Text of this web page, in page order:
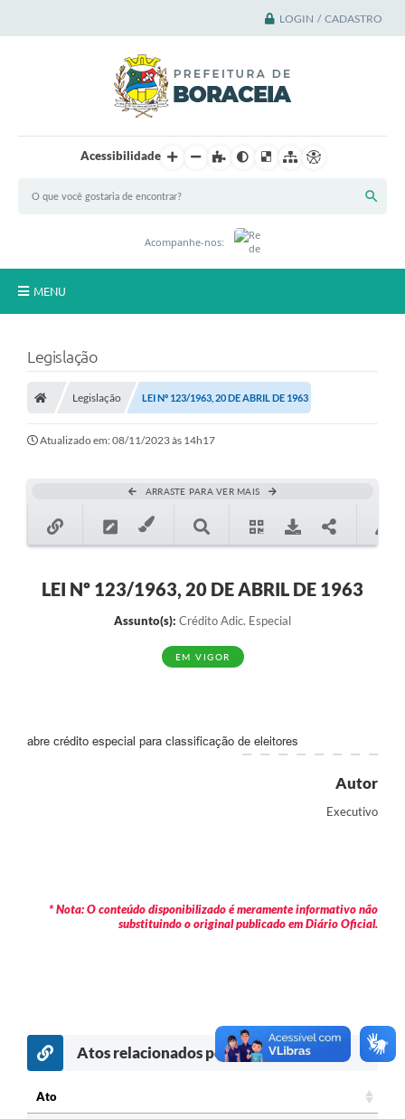
LOGIN / CADASTRO
Acessibilidade
Acompanhe-nos:
MENU
A Cidade
A Prefeitura
Notícias
Serviços Online
Multimídia
Transparência
Atendimento Odontológico
Legislação
Legislação LEI Nº 123/1963, 20 DE ABRIL DE 1963
Atualizado em: 08/11/2023 às 14h17
ARRASTE PARA VER MAIS
LEI Nº 123/1963, 20 DE ABRIL DE 1963
Assunto(s): Crédito Adic. Especial
EM VIGOR
abre crédito especial para classificação de eleitores
Autor
Executivo
* Nota: O conteúdo disponibilizado é meramente informativo não
substituindo o original publicado em Diário Oficial.
Atos relacionados por assunto
Ato